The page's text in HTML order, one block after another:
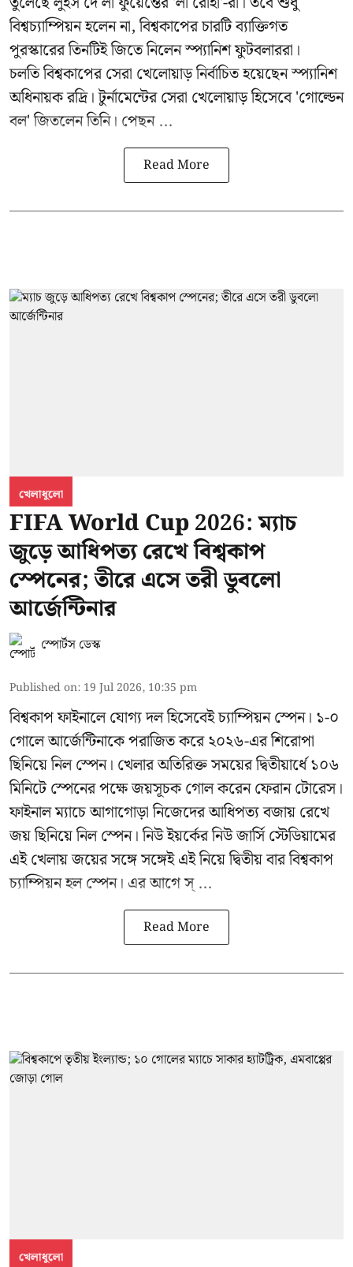
বিশ্বচ্যাম্পিয়ন হলেন না, বিশ্বকাপের চারটি ব্যাক্তিগত
পুরস্কারের তিনটিই জিতে নিলেন স্প্যানিশ ফুটবলাররা।
চলতি বিশ্বকাপের সেরা খেলোয়াড় নির্বাচিত হয়েছেন স্প্যানিশ
অধিনায়ক রদ্রি। টুর্নামেন্টের সেরা খেলোয়াড় হিসেবে 'গোল্ডেন
বল' জিতলেন তিনি। পেছন ...
Read More
খেলাধুলো
FIFA World Cup 2026: ম্যাচ
জুড়ে আধিপত্য রেখে বিশ্বকাপ
স্পেনের; তীরে এসে তরী ডুবলো
আর্জেন্টিনার
স্পোর্টস ডেস্ক
Published on: 19 Jul 2026, 10:35 pm
বিশ্বকাপ ফাইনালে যোগ্য দল হিসেবেই চ্যাম্পিয়ন স্পেন। ১-০
গোলে আর্জেন্টিনাকে পরাজিত করে ২০২৬-এর শিরোপা
ছিনিয়ে নিল স্পেন। খেলার অতিরিক্ত সময়ের দ্বিতীয়ার্ধে ১০৬
মিনিটে স্পেনের পক্ষে জয়সূচক গোল করেন ফেরান টোরেস।
ফাইনাল ম্যাচে আগাগোড়া নিজেদের আধিপত্য বজায় রেখে
জয় ছিনিয়ে নিল স্পেন। নিউ ইয়র্কের নিউ জার্সি স্টেডিয়ামের
এই খেলায় জয়ের সঙ্গে সঙ্গেই এই নিয়ে দ্বিতীয় বার বিশ্বকাপ
চ্যাম্পিয়ন হল স্পেন। এর আগে স্ ...
Read More
খেলাধুলো